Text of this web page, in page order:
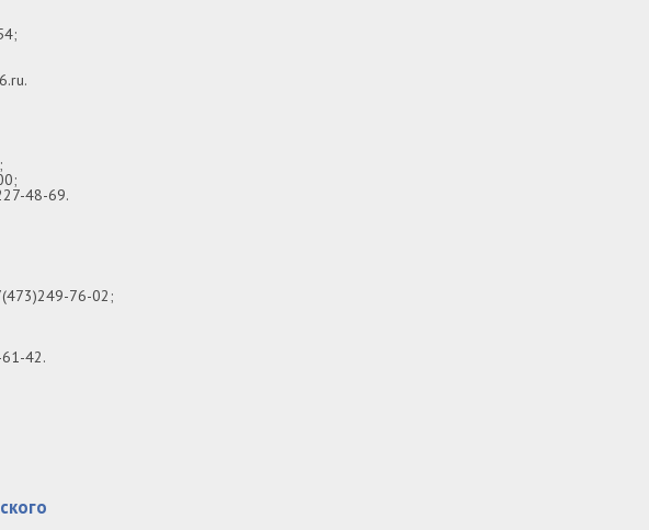
48-69.
76-02;
42.